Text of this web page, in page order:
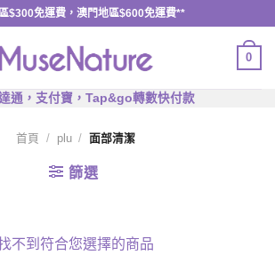
$300免運費，澳門地區$600免運費**
0
通，支付寶，Tap&go轉數快付款
首頁 / plu / 面部清潔
篩選
不到符合您選擇的商品